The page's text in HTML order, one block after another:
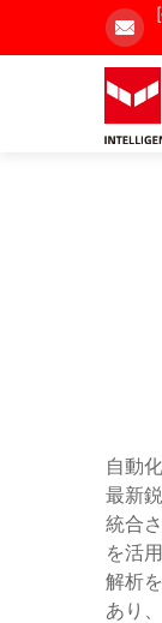
自動
最新
統合
を活
解析
あり